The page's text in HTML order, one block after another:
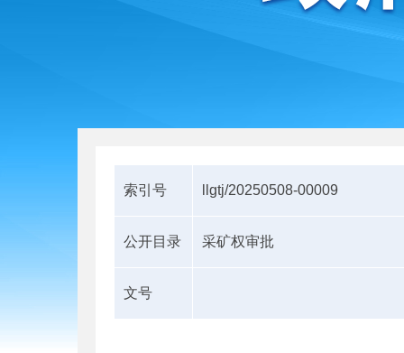
索引号 llgtj/20250508-00009
公开目录 采矿权审批
文号